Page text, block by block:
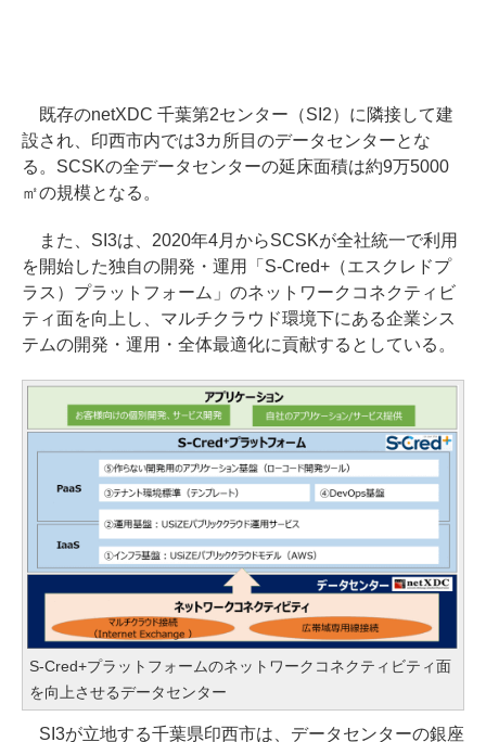
既存のnetXDC 千葉第2センター（SI2）に隣接して建
設され、印西市内では3カ所目のデータセンターとな
る。SCSKの全データセンターの延床面積は約9万5000
㎡の規模となる。
また、SI3は、2020年4月からSCSKが全社統一で利用
を開始した独自の開発・運用「S-Cred+（エスクレドプ
ラス）プラットフォーム」のネットワークコネクティビ
ティ面を向上し、マルチクラウド環境下にある企業シス
テムの開発・運用・全体最適化に貢献するとしている。
S-Cred+プラットフォームのネットワークコネクティビティ面
を向上させるデータセンター
SI3が立地する千葉県印西市は、データセンターの銀座